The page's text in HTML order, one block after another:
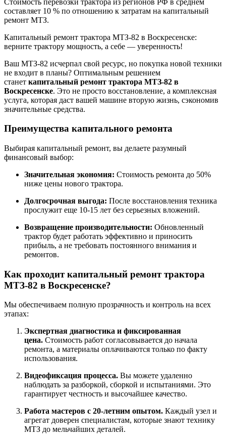
составляет 10 % по отношению к затратам на капитальный
ремонт МТЗ.
Капитальный ремонт трактора МТЗ-82 в Воскресенске:
верните трактору мощность, а себе — уверенность!
Ваш МТЗ-82 исчерпал свой ресурс, но покупка новой техники
не входит в планы? Оптимальным решением
станет капитальный ремонт трактора МТЗ-82 в
Воскресенске. Это не просто восстановление, а комплексная
услуга, которая даст вашей машине вторую жизнь, сэкономив
значительные средства.
Преимущества капитального ремонта
Выбирая капитальный ремонт, вы делаете разумный
финансовый выбор:
Значительная экономия: Стоимость ремонта до 50%
ниже цены нового трактора.
Долгосрочная выгода: После восстановления техника
прослужит еще 10-15 лет без серьезных вложений.
Возвращение производительности: Обновленный
трактор будет работать эффективно и приносить
прибыль, а не требовать постоянного внимания и
ремонтов.
Как проходит капитальный ремонт трактора
МТЗ-82 в Воскресенске?
Мы обеспечиваем полную прозрачность и контроль на всех
этапах:
Экспертная диагностика и фиксированная
цена. Стоимость работ согласовывается до начала
ремонта, а материалы оплачиваются только по факту
использования.
Видеофиксация процесса. Вы можете удаленно
наблюдать за разборкой, сборкой и испытаниями. Это
гарантирует честность и высочайшее качество.
Работа мастеров с 20-летним опытом. Каждый узел и
агрегат доверен специалистам, которые знают технику
МТЗ до мельчайших деталей.